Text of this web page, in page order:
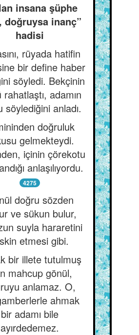
insana şüphe
doğruysa inanç”
hadisi
rüyada hatifin
bir define haber
söyledi. Bekçinin
adamın
söylediğini anladı.
doğruluk
gelmekteydi.
içinin çörekotu
anlaşılıyordu.
4275
doğru sözden
ve sükun bulur,
suyla hararetini
etmesi gibi.
bir illete tutulmuş
mahcup gönül,
anlamaz. O,
ahmak
bir adamı bile
ayırdedemez.